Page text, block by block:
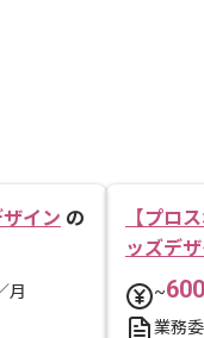
ザイン の
月
【プロ
ッズデ
~
業務